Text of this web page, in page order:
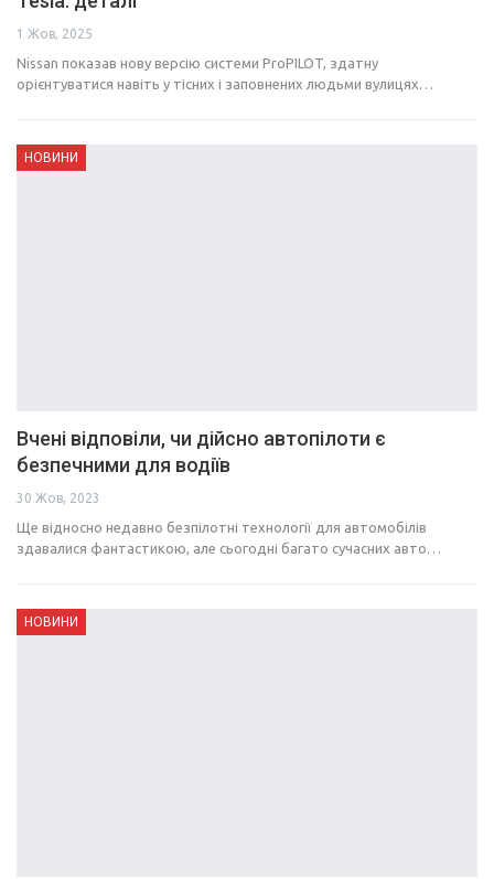
1 Жов, 2025
Nissan показав нову версію системи ProPILOT, здатну
орієнтуватися навіть у тісних і заповнених людьми вулицях…
НОВИНИ
Вчені відповіли, чи дійсно автопілоти є
безпечними для водіїв
30 Жов, 2023
Ще відносно недавно безпілотні технології для автомобілів
здавалися фантастикою, але сьогодні багато сучасних авто…
НОВИНИ